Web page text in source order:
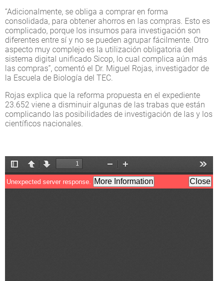
“Adicionalmente, se obliga a comprar en forma
consolidada, para obtener ahorros en las compras. Esto es
complicado, porque los insumos para investigación son
diferentes entre sí y no se pueden agrupar fácilmente. Otro
aspecto muy complejo es la utilización obligatoria del
sistema digital unificado Sicop, lo cual complica aún más
las compras”, comentó el Dr. Miguel Rojas, investigador de
la Escuela de Biología del TEC.
Rojas explica que la reforma propuesta en el expediente
23.652 viene a disminuir algunas de las trabas que están
complicando las posibilidades de investigación de las y los
científicos nacionales.